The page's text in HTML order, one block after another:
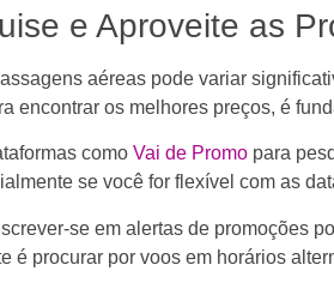
e Aproveite as
aéreas pode variar
encontrar os melhores preços, é
como Vai de Promo para
se você for flexível com as
se em alertas de promoções
é procurar por voos em horários